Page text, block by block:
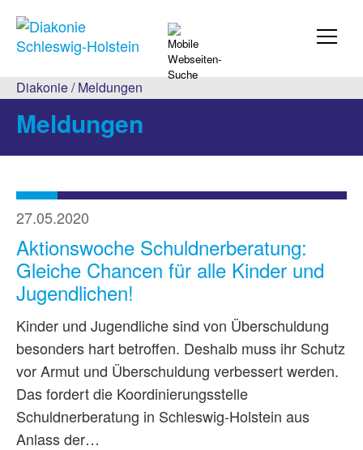
Diakonie/Meldungen
Meldungen
27.05.2020
Aktionswoche Schuldnerberatung:
Gleiche Chancen für alle Kinder und
Jugendlichen!
Kinder und Jugendliche sind von Überschuldung
besonders hart betroffen. Deshalb muss ihr Schutz
vor Armut und Überschuldung verbessert werden.
Das fordert die Koordinierungsstelle
Schuldnerberatung in Schleswig-Holstein aus
Anlass der…